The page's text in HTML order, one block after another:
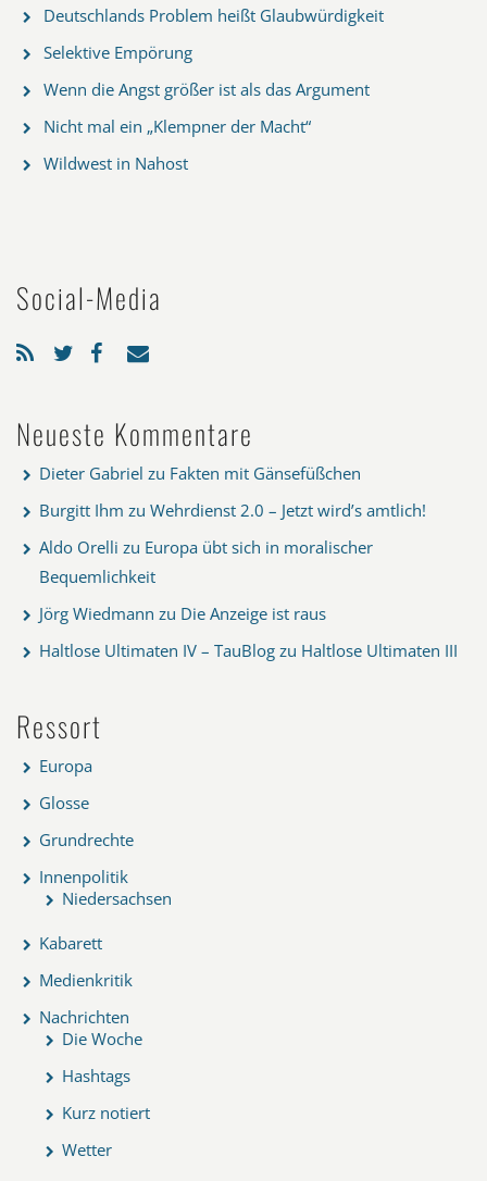
Deutschlands Problem heißt Glaubwürdigkeit
Selektive Empörung
Wenn die Angst größer ist als das Argument
Nicht mal ein „Klempner der Macht“
Wildwest in Nahost
Social-Media
Neueste Kommentare
Dieter Gabriel zu Fakten mit Gänsefüßchen
Burgitt Ihm zu Wehrdienst 2.0 – Jetzt wird’s amtlich!
Aldo Orelli zu Europa übt sich in moralischer
Bequemlichkeit
Jörg Wiedmann zu Die Anzeige ist raus
Haltlose Ultimaten IV – TauBlog zu Haltlose Ultimaten III
Ressort
Europa
Glosse
Grundrechte
Innenpolitik
Niedersachsen
Kabarett
Medienkritik
Nachrichten
Die Woche
Hashtags
Kurz notiert
Wetter